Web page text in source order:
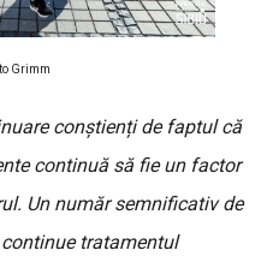
Grimm
conștienți de faptul că
continuă să fie un factor
Un număr semnificativ de
tratamentul